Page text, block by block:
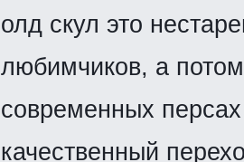
олд скул это
любимчиков, а
современных
качественный